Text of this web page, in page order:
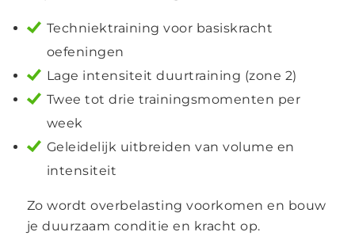
Techniektraining voor basiskracht
oefeningen
Lage intensiteit duurtraining (zone 2)
Twee tot drie trainingsmomenten per
week
Geleidelijk uitbreiden van volume en
intensiteit
Zo wordt overbelasting voorkomen en bouw
je duurzaam conditie en kracht op.